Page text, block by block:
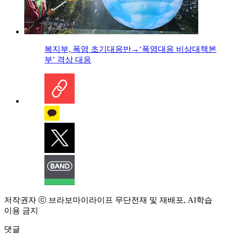
복지부, 폭염 초기대응반→‘폭염대응 비상대책본
부’ 격상 대응
저작권자 ⓒ 브라보마이라이프 무단전재 및 재배포, AI학습
이용 금지
댓글